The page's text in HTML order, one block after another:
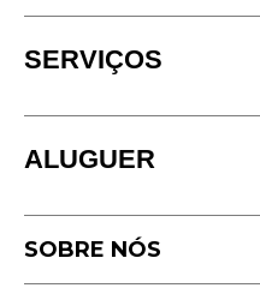
SERVIÇOS
Produção & Conteúdos
Vídeo
Podcast
Timelapse
ALUGUER
Estúdio
Equipamento
SOBRE NÓS